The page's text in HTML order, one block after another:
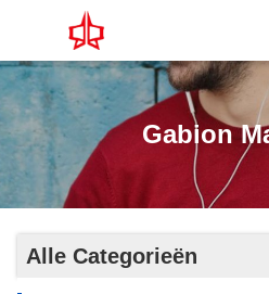
Gabion
Alle Categorieën